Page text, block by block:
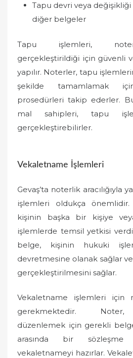
Tapu devri veya
diğer belgeler
Tapu işlemleri,
gerçekleştirildiği için güvenli
yapılır. Noterler, tapu
şekilde tamamlamak
prosedürleri takip ederler.
mal sahipleri, tapu
gerçekleştirebilirler.
Vekaletname İşlemleri
Gevaş’ta noterlik aracılığıyla
işlemleri oldukça
kişinin başka bir kişiye
işlemlerde temsil yetkisi
belge, kişinin hukuki
devretmesine olanak sağlar
gerçekleştirilmesini sağlar.
Vekaletname işlemleri için
gerekmektedir. Noter,
düzenlemek için gerekli
arasında bir sözleşme
vekaletnameyi hazırlar.